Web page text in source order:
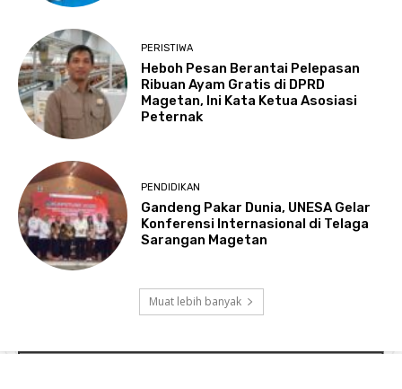
PERISTIWA
Heboh Pesan Berantai Pelepasan
Ribuan Ayam Gratis di DPRD
Magetan, Ini Kata Ketua Asosiasi
Peternak
PENDIDIKAN
Gandeng Pakar Dunia, UNESA Gelar
Konferensi Internasional di Telaga
Sarangan Magetan
Muat lebih banyak